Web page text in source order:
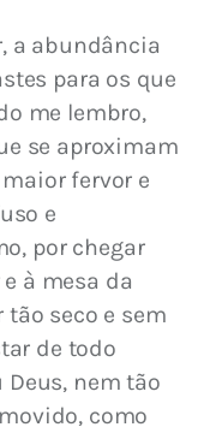
a abundância
para os que
me lembro,
se aproximam
fervor e
e
por chegar
à mesa da
seco e sem
de todo
nem tão
como